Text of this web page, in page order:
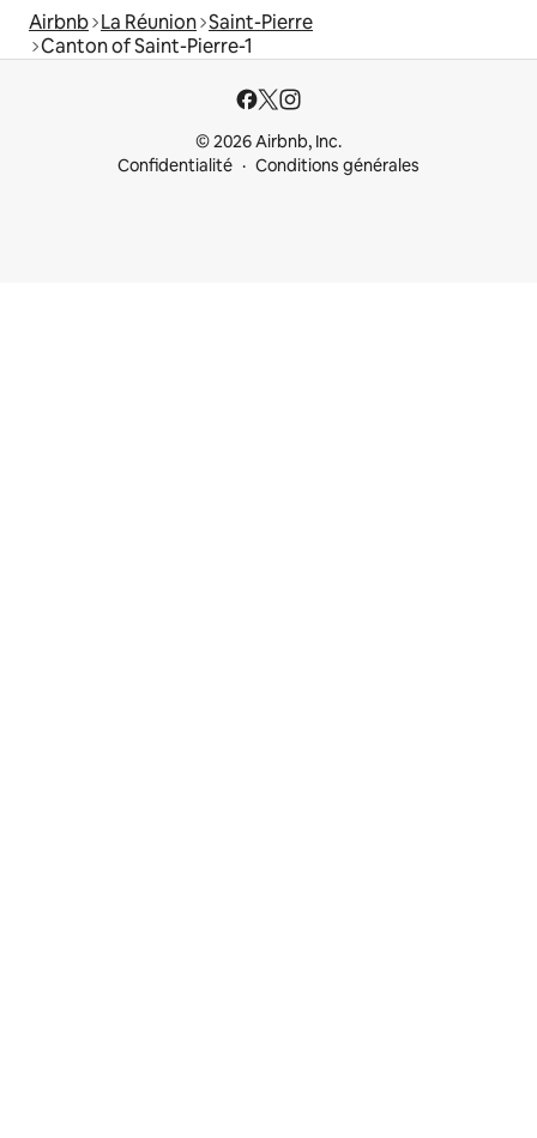
Airbnb La Réunion Saint-Pierre
Canton of Saint-Pierre-1
© 2026 Airbnb, Inc.
Confidentialité
Conditions générales